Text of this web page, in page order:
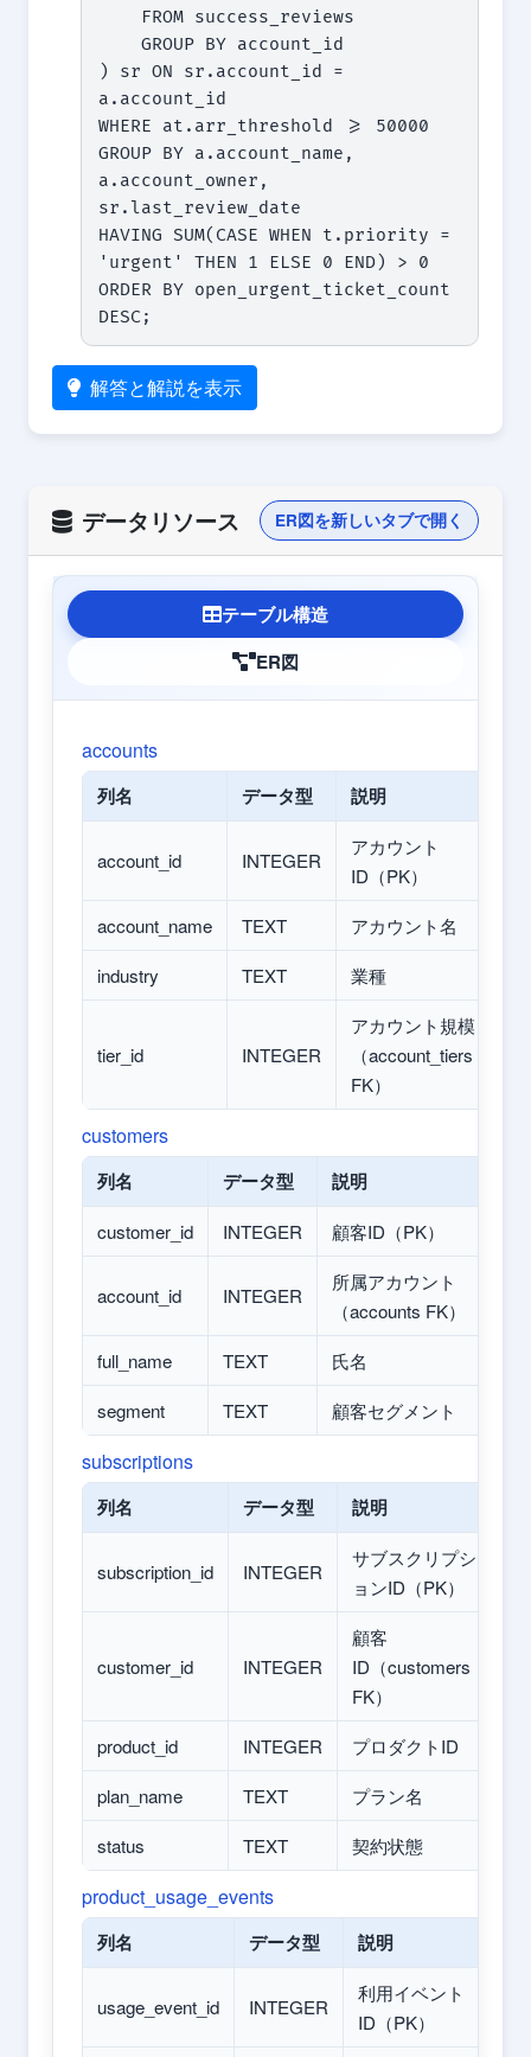
) sr ON sr.account_id =
a.account_id
WHERE at.arr_threshold >= 50000
GROUP BY a.account_name,
a.account_owner,
sr.last_review_date
HAVING SUM(CASE WHEN t.priority =
'urgent' THEN 1 ELSE 0 END) > 0
ORDER BY open_urgent_ticket_count
DESC;
解答と解説を表示
データリソース ER図を新しいタブで開く
テーブル構造
ER図
accounts
列名 データ型 説明
account_id INTEGER
アカウント
ID（PK）
account_name
TEXT
アカウント名
industry
TEXT 業種
tier_id INTEGER
アカウント規模
（account_tiers
FK）
customers
列名 データ型 説明
customer_id INTEGER 顧客ID（PK）
account_id INTEGER
所属アカウント
（accounts FK）
full_name
TEXT
氏名
segment
TEXT 顧客セグメント
subscriptions
列名 データ型 説明
subscription_id INTEGER
サブスクリプシ
ョンID（PK）
customer_id INTEGER
顧客
ID（customers
FK）
product_id
INTEGER
プロダクトID
plan_name
TEXT
プラン名
status
TEXT 契約状態
product_usage_events
列名 データ型 説明
usage_event_id INTEGER
利用イベント
ID（PK）